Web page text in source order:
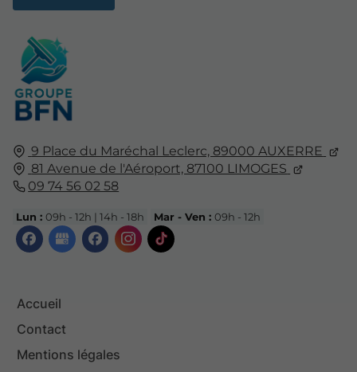
9 Place du Maréchal Leclerc, 89000 AUXERRE
81 Avenue de l'Aéroport, 87100 LIMOGES
09 74 56 02 58
Lun :09h - 12h | 14h - 18h Mar - Ven :09h - 12h
Accueil
Contact
Mentions légales